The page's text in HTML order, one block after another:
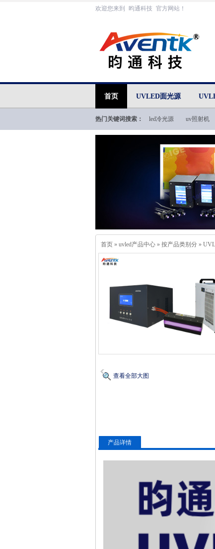
欢迎您来到 昀通科技 官方网站！
首页 UVLED面光源
uvled技术文档
热门关键词搜索： led冷光源 uv照射机
首页 » uvled产品中心 » 按产品类别分 »
查看全部大图
产品详情